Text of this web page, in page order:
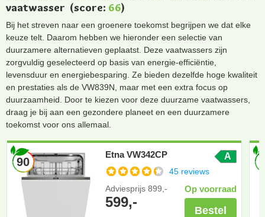
vaatwasser (score: 66)
Bij het streven naar een groenere toekomst begrijpen we dat elke
keuze telt. Daarom hebben we hieronder een selectie van
duurzamere alternatieven geplaatst. Deze vaatwassers zijn
zorgvuldig geselecteerd op basis van energie-efficiëntie,
levensduur en energiebesparing. Ze bieden dezelfde hoge kwaliteit
en prestaties als de VW839N, maar met een extra focus op
duurzaamheid. Door te kiezen voor deze duurzame vaatwassers,
draag je bij aan een gezondere planeet en een duurzamere
toekomst voor ons allemaal.
90
Etna VW342CP A
45 reviews
Adviesprijs 899,-
599,-
Op voorraad
Bestel